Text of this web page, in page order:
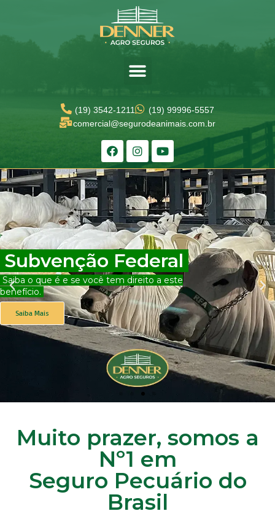
(19) 3542-1211
(19) 99996-5557
comercial@segurodeanimais.com.br​
Subvenção Federal
Saiba o que é e se você tem direito a este
benefício.
Saiba Mais
Muito prazer, somos a
Nº1 em
Seguro Pecuário do
Brasil